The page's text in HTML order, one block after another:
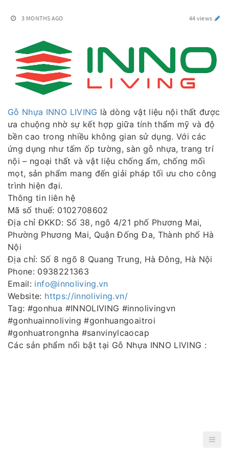
3 MONTHS AGO 44 views
Gỗ Nhựa INNO LIVING là dòng vật liệu nội thất được
ưa chuộng nhờ sự kết hợp giữa tính thẩm mỹ và độ
bền cao trong nhiều không gian sử dụng. Với các
ứng dụng như tấm ốp tường, sàn gỗ nhựa, trang trí
nội – ngoại thất và vật liệu chống ẩm, chống mối
mọt, sản phẩm mang đến giải pháp tối ưu cho công
trình hiện đại.
Thông tin liên hệ
Mã số thuế: 0102708602
Địa chỉ ĐKKD: Số 38, ngõ 4/21 phố Phương Mai,
Phường Phương Mai, Quận Đống Đa, Thành phố Hà
Nội
Địa chỉ: Số 8 ngõ 8 Quang Trung, Hà Đông, Hà Nội
Phone: 0938221363
Email: info@innoliving.vn
Website: https://innoliving.vn/
Tag: #gonhua #INNOLIVING #innolivingvn
#gonhuainnoliving #gonhuangoaitroi
#gonhuatrongnha #sanvinylcaocap
Các sản phẩm nổi bật tại Gỗ Nhựa INNO LIVING :